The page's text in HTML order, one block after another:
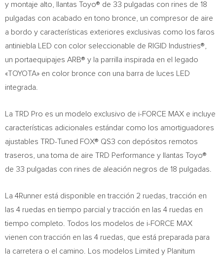
y montaje alto, llantas Toyo® de 33 pulgadas con rines de 18
pulgadas con acabado en tono bronce, un compresor de aire
a bordo y características exteriores exclusivas como los faros
antiniebla LED con color seleccionable de RIGID Industries®,
un portaequipajes ARB® y la parrilla inspirada en el legado
«TOYOTA» en color bronce con una barra de luces LED
integrada.
La TRD Pro es un modelo exclusivo de i-FORCE MAX e incluye
características adicionales estándar como los amortiguadores
ajustables TRD-Tuned FOX® QS3 con depósitos remotos
traseros, una toma de aire TRD Performance y llantas Toyo®
de 33 pulgadas con rines de aleación negros de 18 pulgadas.
La 4Runner está disponible en tracción 2 ruedas, tracción en
las 4 ruedas en tiempo parcial y tracción en las 4 ruedas en
tiempo completo. Todos los modelos de i-FORCE MAX
vienen con tracción en las 4 ruedas, que está preparada para
la carretera o el camino. Los modelos Limited y Planitum